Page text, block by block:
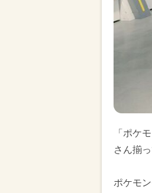
「ポケ
さん揃
ポケモ